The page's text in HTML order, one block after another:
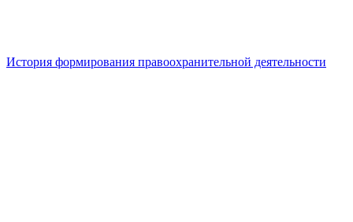
История формирования правоохранительной деятельности